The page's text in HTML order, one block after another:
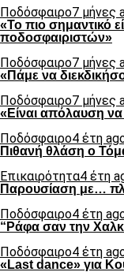
Ποδόσφαιρο7 μήνες
«Το πιο σημαντικό
ποδοσφαιριστών»
Ποδόσφαιρο7 μήνες
«Πάμε να
Ποδόσφαιρο7 μήνες
«Είναι απόλαυση
Ποδόσφαιρο4 έτη
Πιθανή θλάση ο
Επικαιρότητα4 έτη
Παρουσίαση με…
Ποδόσφαιρο4 έτη
“Ράφα σαν την
Ποδόσφαιρο4 έτη
«Last dance» για